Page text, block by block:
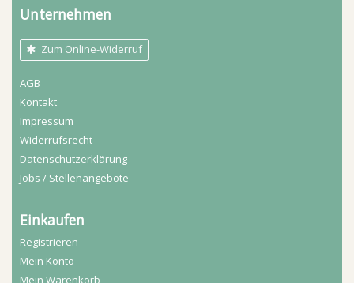
Unternehmen
Zum Online-Widerruf
AGB
Kontakt
Impressum
Widerrufs­recht
Daten­schutz­erklärung
Jobs / Stellenangebote
Einkaufen
Registrieren
Mein Konto
Mein Warenkorb